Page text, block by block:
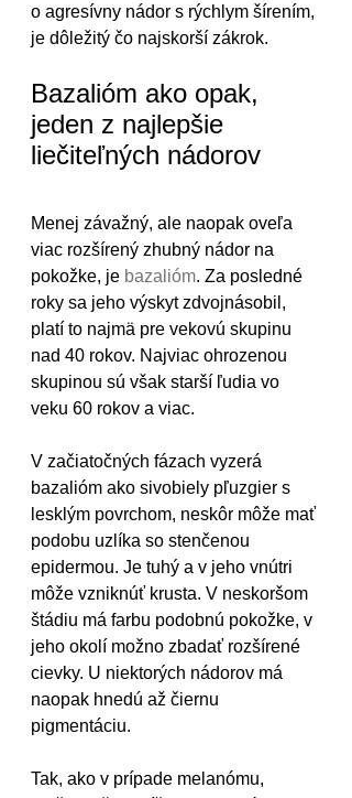
o agresívny nádor s rýchlym šírením,
je dôležitý čo najskorší zákrok.
Bazalióm ako opak,
jeden z najlepšie
liečiteľných nádorov
Menej závažný, ale naopak oveľa
viac rozšírený zhubný nádor na
pokožke, je bazalióm. Za posledné
roky sa jeho výskyt zdvojnásobil,
platí to najmä pre vekovú skupinu
nad 40 rokov. Najviac ohrozenou
skupinou sú však starší ľudia vo
veku 60 rokov a viac.
V začiatočných fázach vyzerá
bazalióm ako sivobiely pľuzgier s
lesklým povrchom, neskôr môže mať
podobu uzlíka so stenčenou
epidermou. Je tuhý a v jeho vnútri
môže vzniknúť krusta. V neskoršom
štádiu má farbu podobnú pokožke, v
jeho okolí možno zbadať rozšírené
cievky. U niektorých nádorov má
naopak hnedú až čiernu
pigmentáciu.
Tak, ako v prípade melanómu,